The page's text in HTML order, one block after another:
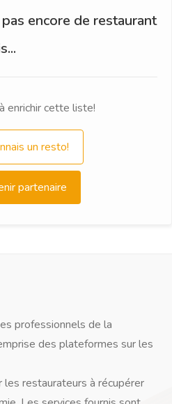
encore de restaurant
enrichir cette liste!
un resto!
partenaire
professionnels de la
des plateformes sur les
les restaurateurs à récupérer